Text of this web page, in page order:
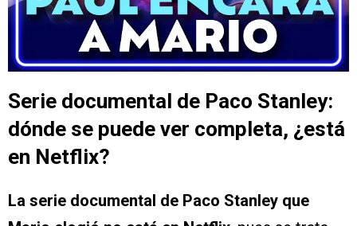
Serie documental de Paco Stanley:
dónde se puede ver completa, ¿está
en Netflix?
La serie documental de Paco Stanley que